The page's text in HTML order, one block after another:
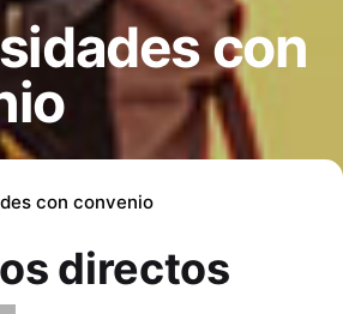
con
con convenio
directos